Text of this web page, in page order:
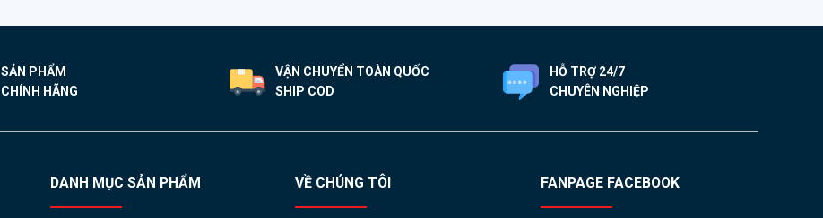
SẢN PHẨM
CHÍNH HÃNG
VẬN CHUYỂN TOÀN QUỐC
SHIP COD
HỖ TRỢ 24/7
CHUYÊN NGHIỆP
DANH MỤC SẢN PHẨM VỀ CHÚNG TÔI FANPAGE FACEBOOK